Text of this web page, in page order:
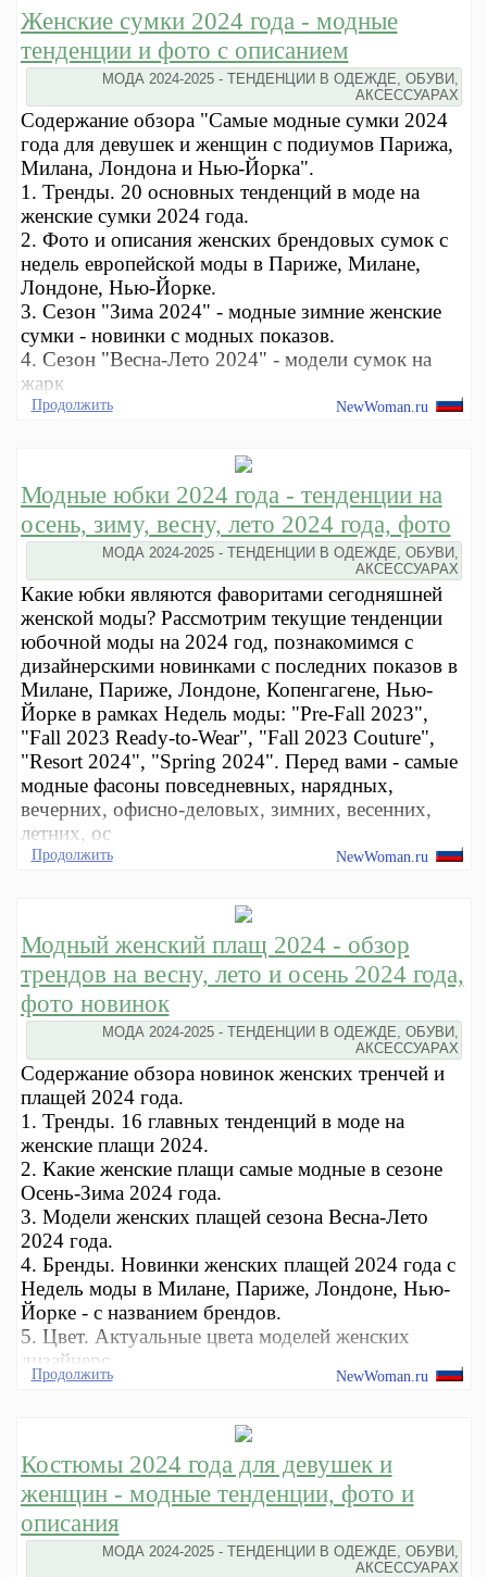
Женские сумки 2024 года - модные
тенденции и фото с описанием
МОДА 2024-2025 - ТЕНДЕНЦИИ В ОДЕЖДЕ, ОБУВИ,
АКСЕССУАРАХ
Содержание обзора "Самые модные сумки 2024
года для девушек и женщин с подиумов Парижа,
Милана, Лондона и Нью-Йорка".
1. Тренды. 20 основных тенденций в моде на
женские сумки 2024 года.
2. Фото и описания женских брендовых сумок с
недель европейской моды в Париже, Милане,
Лондоне, Нью-Йорке.
3. Сезон "Зима 2024" - модные зимние женские
сумки - новинки с модных показов.
4. Сезон "Весна-Лето 2024" - модели сумок на
жарк
Продолжить NewWoman.ru
Модные юбки 2024 года - тенденции на
осень, зиму, весну, лето 2024 года, фото
МОДА 2024-2025 - ТЕНДЕНЦИИ В ОДЕЖДЕ, ОБУВИ,
АКСЕССУАРАХ
Какие юбки являются фаворитами сегодняшней
женской моды? Рассмотрим текущие тенденции
юбочной моды на 2024 год, познакомимся с
дизайнерскими новинками с последних показов в
Милане, Париже, Лондоне, Копенгагене, Нью-
Йорке в рамках Недель моды: "Pre-Fall 2023",
"Fall 2023 Ready-to-Wear", "Fall 2023 Couture",
"Resort 2024", "Spring 2024". Перед вами - самые
модные фасоны повседневных, нарядных,
вечерних, офисно-деловых, зимних, весенних,
летних, ос
Продолжить NewWoman.ru
Модный женский плащ 2024 - обзор
трендов на весну, лето и осень 2024 года,
фото новинок
МОДА 2024-2025 - ТЕНДЕНЦИИ В ОДЕЖДЕ, ОБУВИ,
АКСЕССУАРАХ
Содержание обзора новинок женских тренчей и
плащей 2024 года.
1. Тренды. 16 главных тенденций в моде на
женские плащи 2024.
2. Какие женские плащи самые модные в сезоне
Осень-Зима 2024 года.
3. Модели женских плащей сезона Весна-Лето
2024 года.
4. Бренды. Новинки женских плащей 2024 года с
Недель моды в Милане, Париже, Лондоне, Нью-
Йорке - с названием брендов.
5. Цвет. Актуальные цвета моделей женских
дизайнерс
Продолжить NewWoman.ru
Костюмы 2024 года для девушек и
женщин - модные тенденции, фото и
описания
МОДА 2024-2025 - ТЕНДЕНЦИИ В ОДЕЖДЕ, ОБУВИ,
АКСЕССУАРАХ